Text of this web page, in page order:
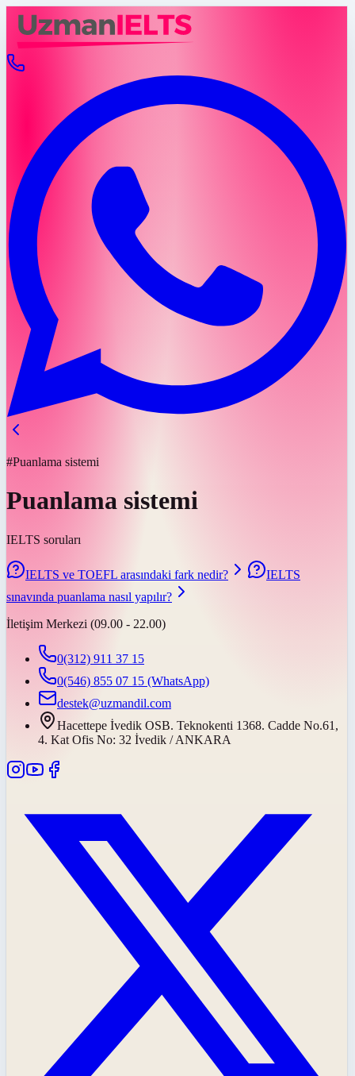
#Puanlama sistemi
Puanlama sistemi
IELTS soruları
IELTS ve TOEFL arasındaki fark nedir?
IELTS
sınavında puanlama nasıl yapılır?
İletişim Merkezi (09.00 - 22.00)
0(312) 911 37 15
0(546) 855 07 15 (WhatsApp)
destek@uzmandil.com
Hacettepe İvedik OSB. Teknokenti 1368. Cadde No.61,
4. Kat Ofis No: 32 İvedik / ANKARA